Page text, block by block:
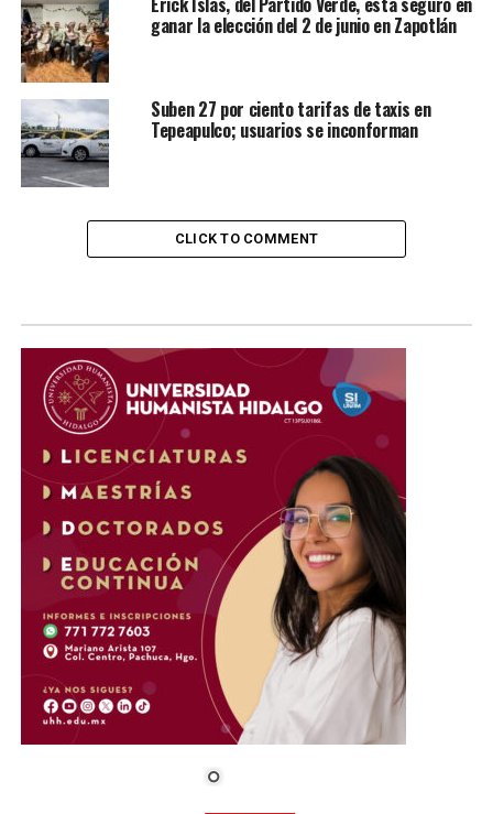
ganar la elección del 2 de junio en Zapotlán
Suben 27 por ciento tarifas de taxis en
Tepeapulco; usuarios se inconforman
CLICK TO COMMENT